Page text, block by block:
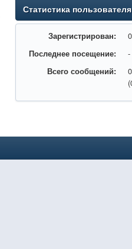
Статистика пользователя
Зарегистрирован:
Последнее посещение:
-
Всего сообщений:
0